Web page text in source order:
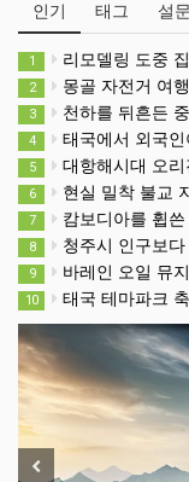
인기 태그 설문
1 리모델링 도중 집에
2 몽골 자전거 여행,
3 천하를 뒤흔든
4 태국에서 외국
5 대항해시대 오리진
6 현실 밀착 불교
7 캄보디아를 휩쓴
8 청주시 인구보
9 바레인 오일 뮤지
10 태국 테마파크